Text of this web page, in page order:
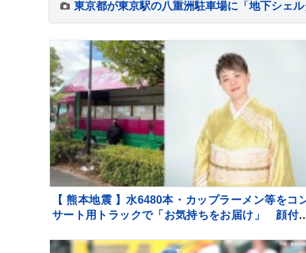
【 熊本地震 】水6480本・カップラーメン等をコ
サート用トラックで「お気持ちをお届け」 顔付
ではない〟